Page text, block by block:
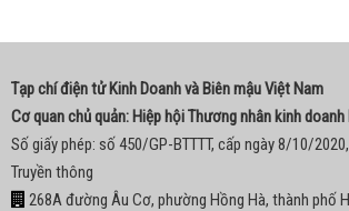
Tạp chí điện tử Kinh Doanh và Biên mậu Việt Nam
Cơ quan chủ quản: Hiệp hội Thương nhân kinh
Số giấy phép: số 450/GP-BTTTT, cấp ngày 8/10/
Truyền thông
268A đường Âu Cơ, phường Hồng Hà, thành phố